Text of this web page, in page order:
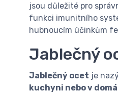
jsou důležité pro
funkci imunitního
hubnoucím účinkům
Jablečný
Jablečný ocet je
kuchyni nebo v